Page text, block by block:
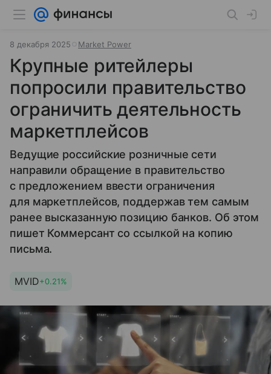
8 декабря 2025 Market Power
Крупные ритейлеры
попросили правительство
ограничить деятельность
маркетплейсов
Ведущие российские розничные сети
направили обращение в правительство
с предложением ввести ограничения
для маркетплейсов, поддержав тем самым
ранее высказанную позицию банков. Об этом
пишет Коммерсант со ссылкой на копию
письма.
MVID+0.21%